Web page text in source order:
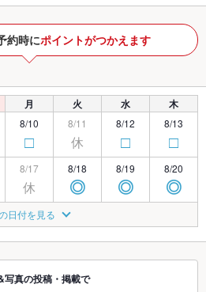
約時にポイントがつかえます
月 火 水 木
8/10
□
8/11
休
8/12
□
8/13
□
8/17
休
8/18
◎
8/19
◎
8/20
◎
8/24
◎
8/25
◎ ◎ ◎
8/31
◎
9/1
◎
9/2 9/3
日付を見る
写真の投稿・掲載で